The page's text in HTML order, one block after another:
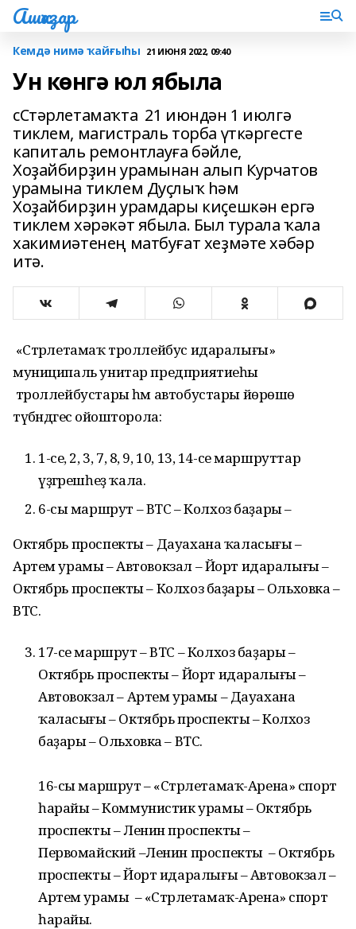
Ашҡаҙар
Кемдә нимә ҡайғыһы 21 ИЮНЯ 2022, 09:40
Ун көнгә юл ябыла
сСтәрлетамаҡта 21 июндән 1 июлгә
тиклем, магистраль торба үткәргесте
капиталь ремонтлауға бәйле,
Хоҙайбирҙин урамынан алып Курчатов
урамына тиклем Дуҫлыҡ һәм
Хоҙайбирҙин урамдары киҫешкән ергә
тиклем хәрәкәт ябыла. Был турала ҡала
хакимиәтенең матбуғат хеҙмәте хәбәр
итә.
«Стәрлетамаҡ троллейбус идаралығы»
муниципаль унитар предприятиеһы
троллейбустары һәм автобустары йөрөшө
түбәндәгесә ойошторола:
1-се, 2, 3, 7, 8, 9, 10, 13, 14-се маршруттар
үҙгәрешһеҙ ҡала.
6-сы маршрут – ВТС – Колхоз баҙары –
Октябрь проспекты – Дауахана ҡаласығы –
Артем урамы – Автовокзал – Йорт идаралығы –
Октябрь проспекты – Колхоз баҙары – Ольховка –
ВТС.
17-се маршрут – ВТС – Колхоз баҙары –
Октябрь проспекты – Йорт идаралығы –
Автовокзал – Артем урамы – Дауахана
ҡаласығы – Октябрь проспекты – Колхоз
баҙары – Ольховка – ВТС.
16-сы маршрут – «Стәрлетамаҡ-Арена» спорт
һарайы – Коммунистик урамы – Октябрь
проспекты – Ленин проспекты –
Первомайский –Ленин проспекты – Октябрь
проспекты – Йорт идаралығы – Автовокзал –
Артем урамы – «Стәрлетамаҡ-Арена» спорт
һарайы.